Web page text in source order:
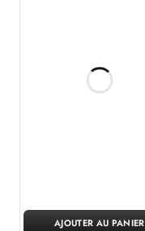
AJOUTER AU PANIER